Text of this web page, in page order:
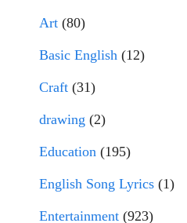
Art (80)
Basic English (12)
Craft (31)
drawing (2)
Education (195)
English Song Lyrics (1)
Entertainment (923)